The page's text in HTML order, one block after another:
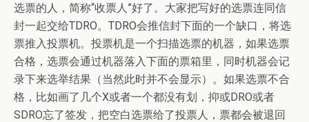
选票的人，简称“收票人”好了。大家把写好的选票连同信
封一起交给TDRO。TDRO会推信封下面的一个缺口，将选
票推入投票机。投票机是一个扫描选票的机器，如果选票
合格，选票会通过机器落入下面的票箱里，同时机器会记
录下来选举结果（当然此时并不会显示）。如果选票不合
格，比如画了几个X或者一个都没有划，抑或DRO或者
SDRO忘了签发，把空白选票给了投票人，票都会被退回